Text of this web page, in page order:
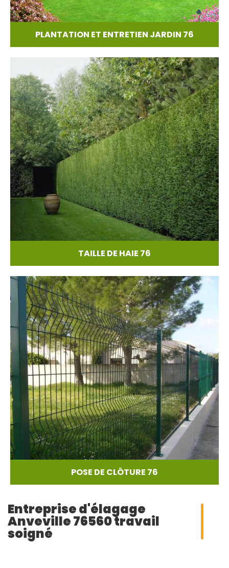
PLANTATION ET ENTRETIEN JARDIN 76
TAILLE DE HAIE 76
POSE DE CLÔTURE 76
Entreprise d'élagage
Anveville 76560 travail
soigné